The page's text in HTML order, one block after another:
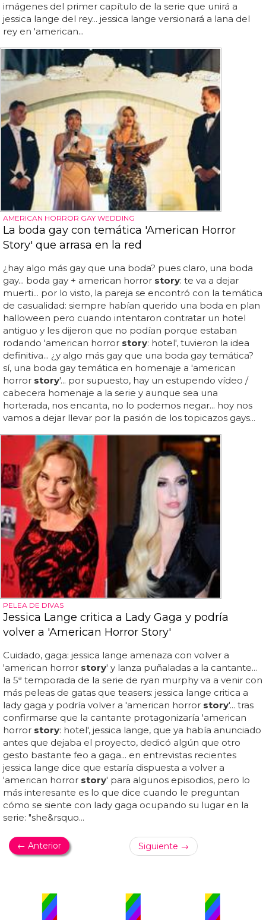
imágenes del primer capítulo de la serie que unirá a
jessica lange del rey... jessica lange versionará a lana del
rey en 'american...
AMERICAN HORROR GAY WEDDING
La boda gay con temática 'American Horror
Story' que arrasa en la red
¿hay algo más gay que una boda? pues claro, una boda
gay... boda gay + american horror story: te va a dejar
muerti... por lo visto, la pareja se encontró con la temática
de casualidad: siempre habían querido una boda en plan
halloween pero cuando intentaron contratar un hotel
antiguo y les dijeron que no podían porque estaban
rodando 'american horror story: hotel', tuvieron la idea
definitiva... ¿y algo más gay que una boda gay temática?
sí, una boda gay temática en homenaje a 'american
horror story'... por supuesto, hay un estupendo vídeo /
cabecera homenaje a la serie y aunque sea una
horterada, nos encanta, no lo podemos negar... hoy nos
vamos a dejar llevar por la pasión de los topicazos gays...
PELEA DE DIVAS
Jessica Lange critica a Lady Gaga y podría
volver a 'American Horror Story'
Cuidado, gaga: jessica lange amenaza con volver a
'american horror story' y lanza puñaladas a la cantante...
la 5ª temporada de la serie de ryan murphy va a venir con
más peleas de gatas que teasers: jessica lange critica a
lady gaga y podría volver a 'american horror story'... tras
confirmarse que la cantante protagonizaría 'american
horror story: hotel', jessica lange, que ya había anunciado
antes que dejaba el proyecto, dedicó algún que otro
gesto bastante feo a gaga... en entrevistas recientes
jessica lange dice que estaría dispuesta a volver a
'american horror story' para algunos episodios, pero lo
más interesante es lo que dice cuando le preguntan
cómo se siente con lady gaga ocupando su lugar en la
serie: "she&rsquo...
← Anterior Siguiente →